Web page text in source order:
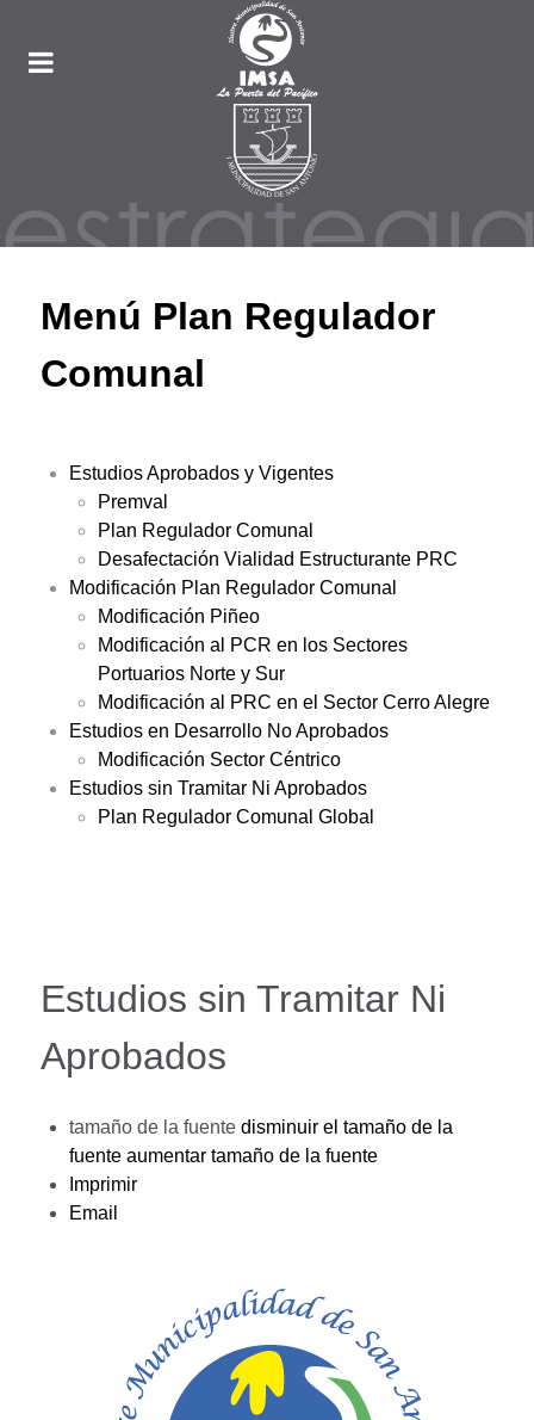
Menú Plan Regulador
Comunal
Estudios Aprobados y Vigentes
Premval
Plan Regulador Comunal
Desafectación Vialidad Estructurante PRC
Modificación Plan Regulador Comunal
Modificación Piñeo
Modificación al PCR en los Sectores
Portuarios Norte y Sur
Modificación al PRC en el Sector Cerro Alegre
Estudios en Desarrollo No Aprobados
Modificación Sector Céntrico
Estudios sin Tramitar Ni Aprobados
Plan Regulador Comunal Global
Estudios sin Tramitar Ni
Aprobados
tamaño de la fuente disminuir el tamaño de la
fuente aumentar tamaño de la fuente
Imprimir
Email